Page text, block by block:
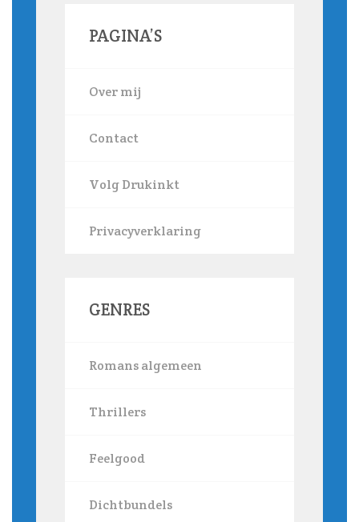
PAGINA’S
Over mij
Contact
Volg Drukinkt
Privacyverklaring
GENRES
Romans algemeen
Thrillers
Feelgood
Dichtbundels